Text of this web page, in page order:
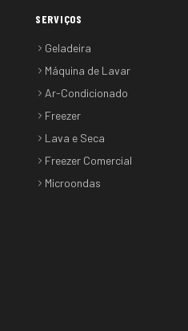
SERVIÇOS
Geladeira
Máquina de Lavar
Ar-Condicionado
Freezer
Lava e Seca
Freezer Comercial
Microondas